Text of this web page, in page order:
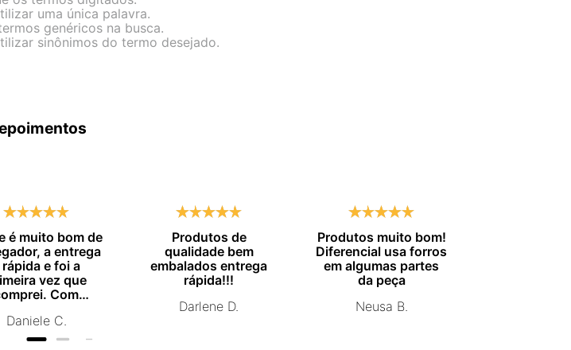
uma única palavra.
genéricos na busca.
sinônimos do termo desejado.
é muito bom de
a entrega
rápida e foi a
vez que
Com
novamente.
Daniele C.
Produtos de
qualidade bem
embalados entrega
rápida!!!
Darlene D.
Produtos muito bom!
Diferencial usa forros
em algumas partes
da peça
Neusa B.